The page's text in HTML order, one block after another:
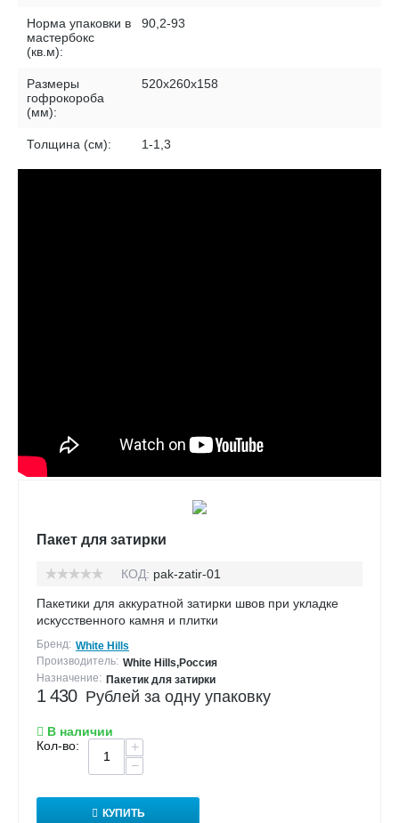
Норма упаковки в
мастербокс
(кв.м):
90,2-93
Размеры
гофрокороба
(мм):
520х260х158
Толщина (см): 1-1,3
Пакет для затирки
КОД: pak-zatir-01
Пакетики для аккуратной затирки швов при укладке
искусственного камня и плитки
Бренд: White Hills
Производитель: White Hills,Россия
Назначение: Пакетик для затирки
1 430 Рублей за одну упаковку
В наличии
Кол-во:
+
−
КУПИТЬ